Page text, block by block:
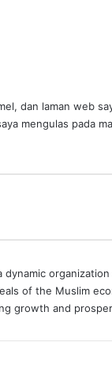
dan laman web
mengulas pada
dynamic
of the Muslim
growth and